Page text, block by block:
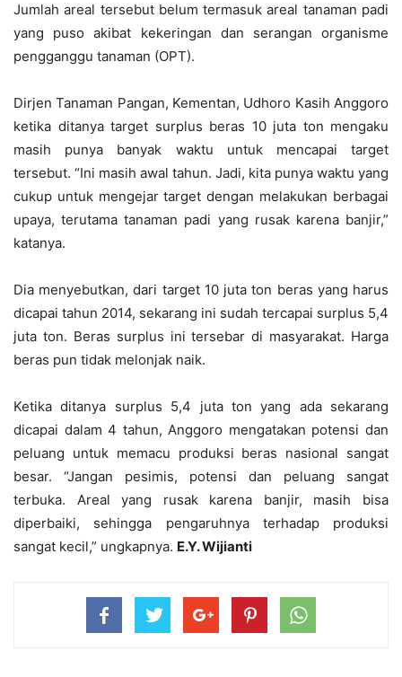
Jumlah areal tersebut belum termasuk areal tanaman padi
yang puso akibat kekeringan dan serangan organisme
pengganggu tanaman (OPT).
Dirjen Tanaman Pangan, Kementan, Udhoro Kasih Anggoro
ketika ditanya target surplus beras 10 juta ton mengaku
masih punya banyak waktu untuk mencapai target
tersebut. “Ini masih awal tahun. Jadi, kita punya waktu yang
cukup untuk mengejar target dengan melakukan berbagai
upaya, terutama tanaman padi yang rusak karena banjir,”
katanya.
Dia menyebutkan, dari target 10 juta ton beras yang harus
dicapai tahun 2014, sekarang ini sudah tercapai surplus 5,4
juta ton. Beras surplus ini tersebar di masyarakat. Harga
beras pun tidak melonjak naik.
Ketika ditanya surplus 5,4 juta ton yang ada sekarang
dicapai dalam 4 tahun, Anggoro mengatakan potensi dan
peluang untuk memacu produksi beras nasional sangat
besar. “Jangan pesimis, potensi dan peluang sangat
terbuka. Areal yang rusak karena banjir, masih bisa
diperbaiki, sehingga pengaruhnya terhadap produksi
sangat kecil,” ungkapnya. E.Y. Wijianti